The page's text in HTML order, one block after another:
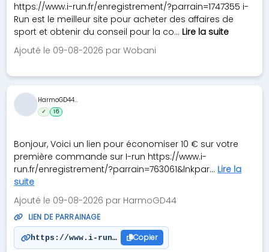
https://www.i-run.fr/enregistrement/?parrain=1747355 i-
Run est le meilleur site pour acheter des affaires de
sport et obtenir du conseil pour la co... Lire la suite
Ajouté le 09-08-2026 par Wobani
Bonjour, Voici un lien pour économiser 10 € sur votre
première commande sur I-run https://www.i-
run.fr/enregistrement/?parrain=763061&lnkpar... Lire la
suite
Ajouté le 09-08-2026 par HarmoGD44
LIEN DE PARRAINAGE
https://www.i-run.fr/enregistrement/
Copier
HarmoGD44...
✓ 16